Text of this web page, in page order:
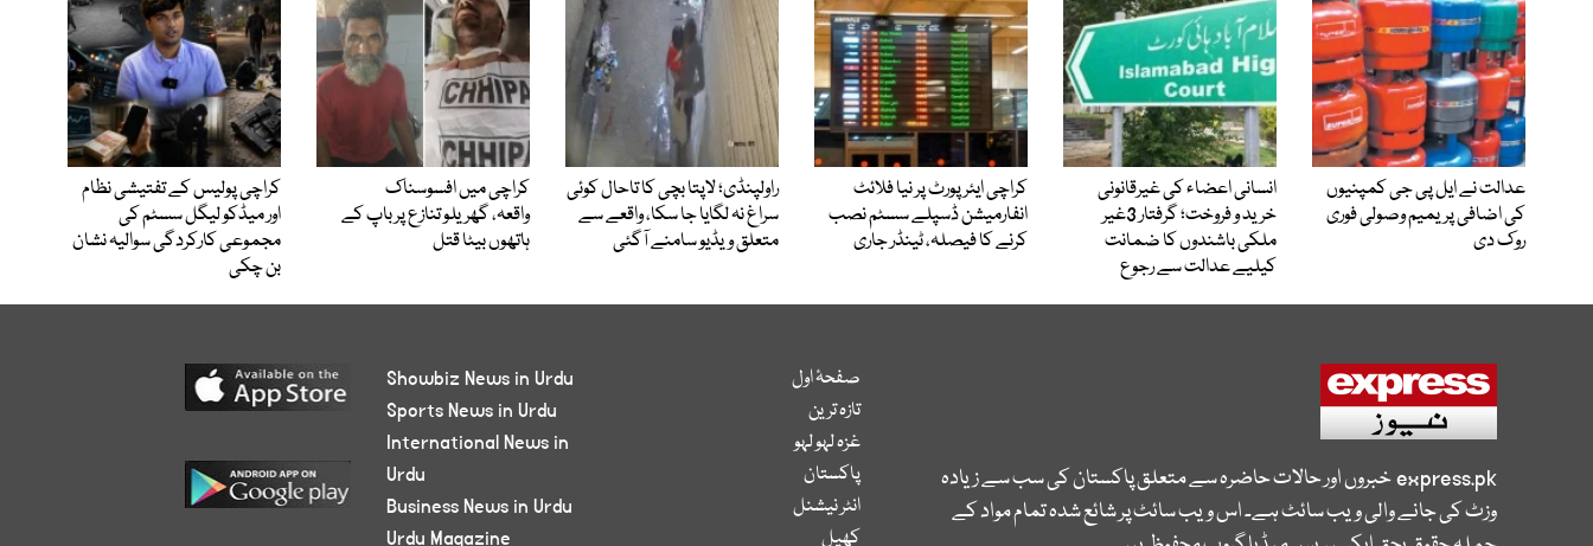
عدالت نے ایل پی جی کمپنیوں
کی اضافی پریمیم وصولی فوری
روک دی
انسانی اعضاء کی غیرقانونی
خرید و فروخت؛ گرفتار 3غیر
ملکی باشندوں کا ضمانت
کیلیے عدالت سے رجوع
کراچی ایئرپورٹ پر نیا فلائٹ
انفارمیشن ڈسپلے سسٹم نصب
کرنے کا فیصلہ، ٹینڈر جاری
راولپنڈی؛ لاپتا بچی کا تاحال کوئی
سراغ نہ لگایا جا سکا، واقعے سے
متعلق ویڈیو سامنے آگئی
کراچی میں افسوسناک
واقعہ، گھریلو تنازع پر باپ کے
ہاتھوں بیٹا قتل
کراچی پولیس کے تفتیشی نظام
اور میڈکو لیگل سسٹم کی
مجموعی کارکردگی سوالیہ نشان
بن چکی
express.pkخبروں اور حالات حاضرہ سے متعلق پاکستان کی سب سے زیادہ
وزٹ کی جانے والی ویب سائٹ ہے۔ اس ویب سائٹ پر شائع شدہ تمام مواد کے
صفحۂ اول
تازہ ترین
غزہ لہو لہو
پاکستان
انٹر نیشنل
کھیل
Showbiz News in Urdu
Sports News in Urdu
International News in
Urdu
Business News in Urdu
Urdu Magazine